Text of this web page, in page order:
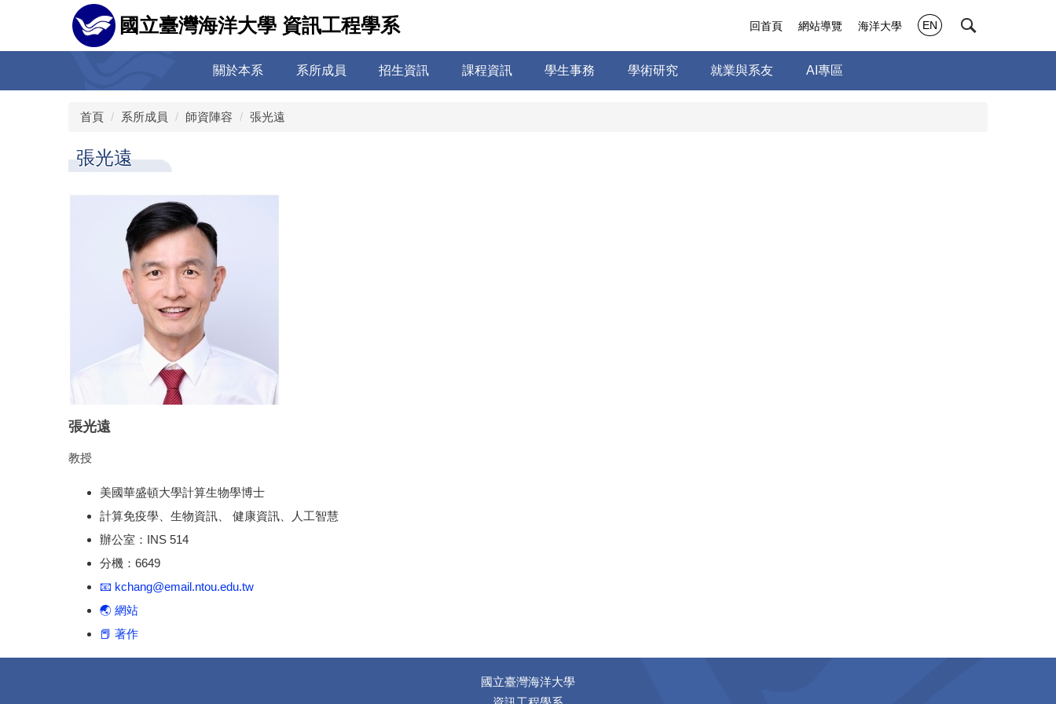
國立臺灣海洋大學 資訊工程學系 回首頁 網站導覽 海洋大學 EN
關於本系 系所成員 招生資訊 課程資訊 學生事務 學術研究 就業與系友 AI專區
首頁 系所成員 師資陣容 張光遠
張光遠
張光遠
教授
美國華盛頓大學計算生物學博士
計算免疫學、生物資訊、 健康資訊、人工智慧
辦公室：INS 514
分機：6649
📧 kchang@email.ntou.edu.tw
🌏 網站
📕 著作
國立臺灣海洋大學